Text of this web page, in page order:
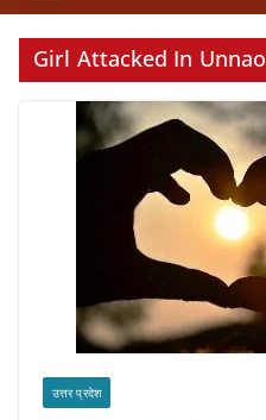
Girl Attacked In Unnao
उत्तर प्रदेश